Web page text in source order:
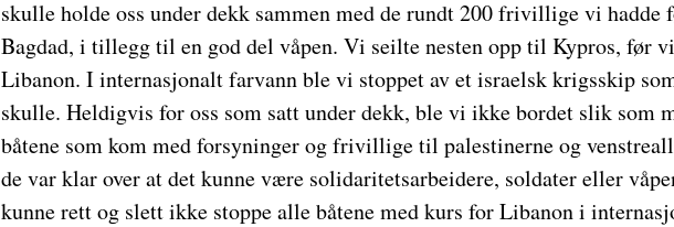
skulle holde oss under dekk sammen med de rundt 200 frivillige vi hadde
Bagdad, i tillegg til en god del våpen. Vi seilte nesten opp til Kypros, før
Libanon. I internasjonalt farvann ble vi stoppet av et israelsk krigsskip
skulle. Heldigvis for oss som satt under dekk, ble vi ikke bordet slik som
båtene som kom med forsyninger og frivillige til palestinerne og
de var klar over at det kunne være solidaritetsarbeidere, soldater eller
kunne rett og slett ikke stoppe alle båtene med kurs for Libanon i